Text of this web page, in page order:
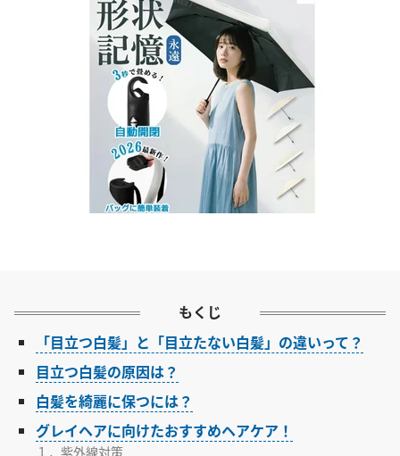
もくじ
「目立つ白髪」と「目立たない白髪」の違いって？
目立つ白髪の原因は？
白髪を綺麗に保つには？
グレイヘアに向けたおすすめヘアケア！
１．紫外線対策